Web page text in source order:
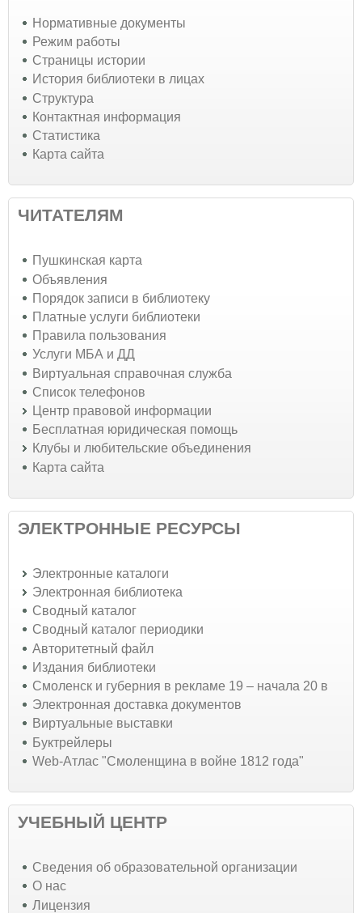
Нормативные документы
Режим работы
Страницы истории
История библиотеки в лицах
Структура
Контактная информация
Статистика
Карта сайта
ЧИТАТЕЛЯМ
Пушкинская карта
Объявления
Порядок записи в библиотеку
Платные услуги библиотеки
Правила пользования
Услуги МБА и ДД
Виртуальная справочная служба
Список телефонов
Центр правовой информации
Бесплатная юридическая помощь
Клубы и любительские объединения
Карта сайта
ЭЛЕКТРОННЫЕ РЕСУРСЫ
Электронные каталоги
Электронная библиотека
Сводный каталог
Сводный каталог периодики
Авторитетный файл
Издания библиотеки
Смоленск и губерния в рекламе 19 – начала 20 в
Электронная доставка документов
Виртуальные выставки
Буктрейлеры
Web-Атлас "Смоленщина в войне 1812 года"
УЧЕБНЫЙ ЦЕНТР
Cведения об образовательной организации
О нас
Лицензия